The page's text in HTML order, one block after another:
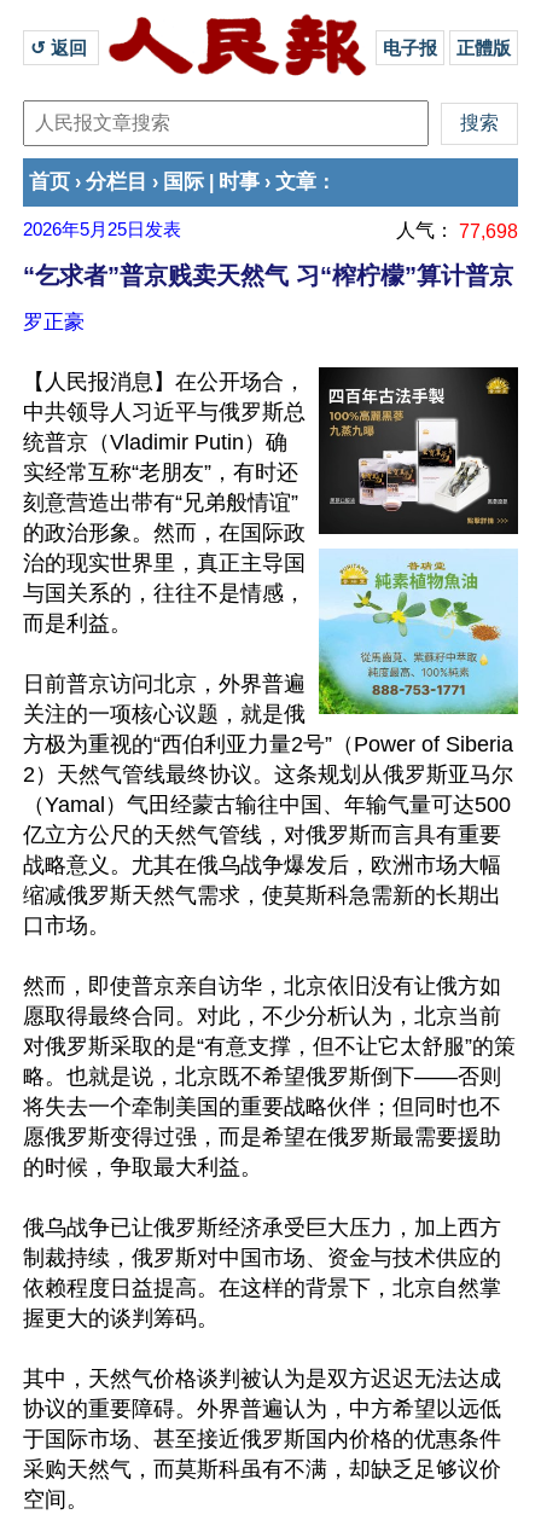
↺ 返回 电子报 正體版
首页 › 分栏目 › 国际 时事 › 文章 ：
2026年5月25日 发表 人气： 77,698
“乞求者”普京贱卖天然气 习“榨柠檬”算计普京
罗正豪
【人民报消息】在公开场合，
中共领导人习近平与俄罗斯总
统普京（Vladimir Putin）确
实经常互称“老朋友”，有时还
刻意营造出带有“兄弟般情谊”
的政治形象。然而，在国际政
治的现实世界里，真正主导国
与国关系的，往往不是情感，
而是利益。
日前普京访问北京，外界普遍
关注的一项核心议题，就是俄
方极为重视的“西伯利亚力量2号”（Power of Siberia
2）天然气管线最终协议。这条规划从俄罗斯亚马尔
（Yamal）气田经蒙古输往中国、年输气量可达500
亿立方公尺的天然气管线，对俄罗斯而言具有重要
战略意义。尤其在俄乌战争爆发后，欧洲市场大幅
缩减俄罗斯天然气需求，使莫斯科急需新的长期出
口市场。
然而，即使普京亲自访华，北京依旧没有让俄方如
愿取得最终合同。对此，不少分析认为，北京当前
对俄罗斯采取的是“有意支撑，但不让它太舒服”的策
略。也就是说，北京既不希望俄罗斯倒下——否则
将失去一个牵制美国的重要战略伙伴；但同时也不
愿俄罗斯变得过强，而是希望在俄罗斯最需要援助
的时候，争取最大利益。
俄乌战争已让俄罗斯经济承受巨大压力，加上西方
制裁持续，俄罗斯对中国市场、资金与技术供应的
依赖程度日益提高。在这样的背景下，北京自然掌
握更大的谈判筹码。
其中，天然气价格谈判被认为是双方迟迟无法达成
协议的重要障碍。外界普遍认为，中方希望以远低
于国际市场、甚至接近俄罗斯国内价格的优惠条件
采购天然气，而莫斯科虽有不满，却缺乏足够议价
空间。